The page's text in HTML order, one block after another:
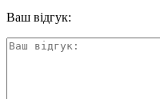
Ваш відгук: